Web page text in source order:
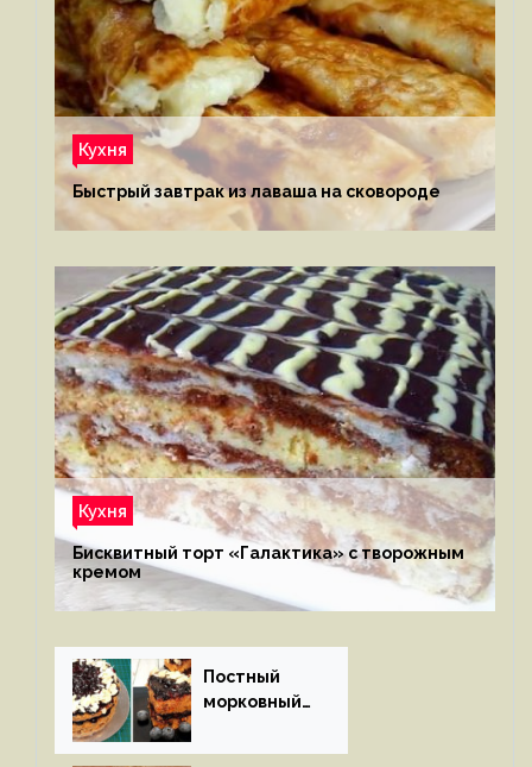
Кухня
Быстрый завтрак из лаваша на сковороде
Кухня
Бисквитный торт «Галактика» с творожным
кремом
Постный
морковный